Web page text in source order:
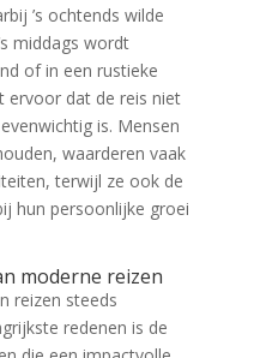
’s ochtends wilde
middags wordt
of in een rustieke
ervoor dat de reis niet
is. Mensen
waarderen vaak
terwijl ze ook de
hun persoonlijke groei
moderne reizen
reizen steeds
redenen is de